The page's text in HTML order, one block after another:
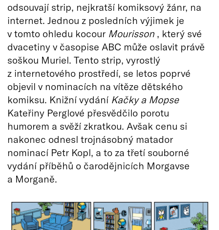
odsouvají strip, nejkratší komiksový žánr, na
internet. Jednou z posledních výjimek je
v tomto ohledu kocour Mourisson , který své
dvacetiny v časopise ABC může oslavit právě
soškou Muriel. Tento strip, vyrostlý
z internetového prostředí, se letos poprvé
objevil v nominacích na vítěze dětského
komiksu. Knižní vydání Kačky a Mopse
Kateřiny Perglové přesvědčilo porotu
humorem a svěží zkratkou. Avšak cenu si
nakonec odnesl trojnásobný matador
nominací Petr Kopl, a to za třetí souborné
vydání příběhů o čarodějnicích Morgavse
a Morganě.